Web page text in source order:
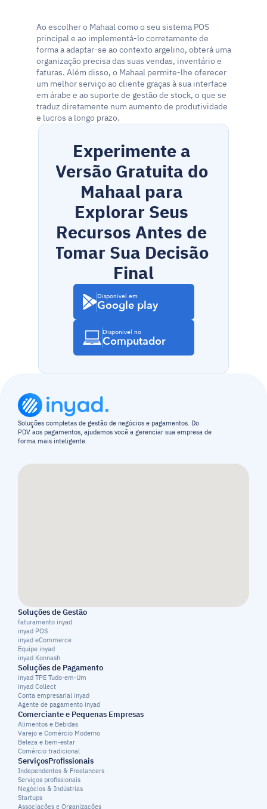
Ao escolher o Mahaal como o seu sistema POS
principal e ao implementá-lo corretamente de
forma a adaptar-se ao contexto argelino, obterá uma
organização precisa das suas vendas, inventário e
faturas. Além disso, o Mahaal permite-lhe oferecer
um melhor serviço ao cliente graças à sua interface
em árabe e ao suporte de gestão de stock, o que se
traduz diretamente num aumento de produtividade
e lucros a longo prazo.
Experimente a
Versão Gratuita do
Mahaal para
Explorar Seus
Recursos Antes de
Tomar Sua Decisão
Final
Disponível em
Google play
Disponível no
Computador
Soluções completas de gestão de negócios e pagamentos. Do
PDV aos pagamentos, ajudamos você a gerenciar sua empresa de
forma mais inteligente.
Soluções de Gestão
faturamento inyad
inyad POS
inyad eCommerce
Equipe inyad
inyad Konnash
Soluções de Pagamento
inyad TPE Tudo-em-Um
inyad Collect
Conta empresarial inyad
Agente de pagamento inyad
Comerciante e Pequenas Empresas
Alimentos e Bebidas
Varejo e Comércio Moderno
Beleza e bem-estar
Comércio tradicional
ServiçosProfissionais
Independentes & Freelancers
Serviços profissionais
Negócios & Indústrias
Startups
Associações e Organizações